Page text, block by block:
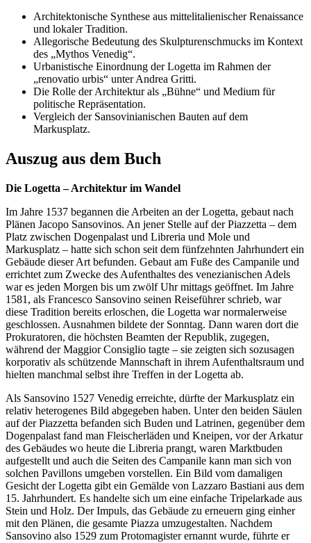
Architektonische Synthese aus mittelitalienischer Renaissance
und lokaler Tradition.
Allegorische Bedeutung des Skulpturenschmucks im Kontext
des „Mythos Venedig“.
Urbanistische Einordnung der Logetta im Rahmen der
„renovatio urbis“ unter Andrea Gritti.
Die Rolle der Architektur als „Bühne“ und Medium für
politische Repräsentation.
Vergleich der Sansovinianischen Bauten auf dem
Markusplatz.
Auszug aus dem Buch
Die Logetta – Architektur im Wandel
Im Jahre 1537 begannen die Arbeiten an der Logetta, gebaut nach
Plänen Jacopo Sansovinos. An jener Stelle auf der Piazzetta – dem
Platz zwischen Dogenpalast und Libreria und Mole und
Markusplatz – hatte sich schon seit dem fünfzehnten Jahrhundert ein
Gebäude dieser Art befunden. Gebaut am Fuße des Campanile und
errichtet zum Zwecke des Aufenthaltes des venezianischen Adels
war es jeden Morgen bis um zwölf Uhr mittags geöffnet. Im Jahre
1581, als Francesco Sansovino seinen Reiseführer schrieb, war
diese Tradition bereits erloschen, die Logetta war normalerweise
geschlossen. Ausnahmen bildete der Sonntag. Dann waren dort die
Prokuratoren, die höchsten Beamten der Republik, zugegen,
während der Maggior Consiglio tagte – sie zeigten sich sozusagen
korporativ als schützende Mannschaft in ihrem Aufenthaltsraum und
hielten manchmal selbst ihre Treffen in der Logetta ab.
Als Sansovino 1527 Venedig erreichte, dürfte der Markusplatz ein
relativ heterogenes Bild abgegeben haben. Unter den beiden Säulen
auf der Piazzetta befanden sich Buden und Latrinen, gegenüber dem
Dogenpalast fand man Fleischerläden und Kneipen, vor der Arkatur
des Gebäudes wo heute die Libreria prangt, waren Marktbuden
aufgestellt und auch die Seiten des Campanile kann man sich von
solchen Pavillons umgeben vorstellen. Ein Bild vom damaligen
Gesicht der Logetta gibt ein Gemälde von Lazzaro Bastiani aus dem
15. Jahrhundert. Es handelte sich um eine einfache Tripelarkade aus
Stein und Holz. Der Impuls, das Gebäude zu erneuern ging einher
mit den Plänen, die gesamte Piazza umzugestalten. Nachdem
Sansovino also 1529 zum Protomagister ernannt wurde, führte er